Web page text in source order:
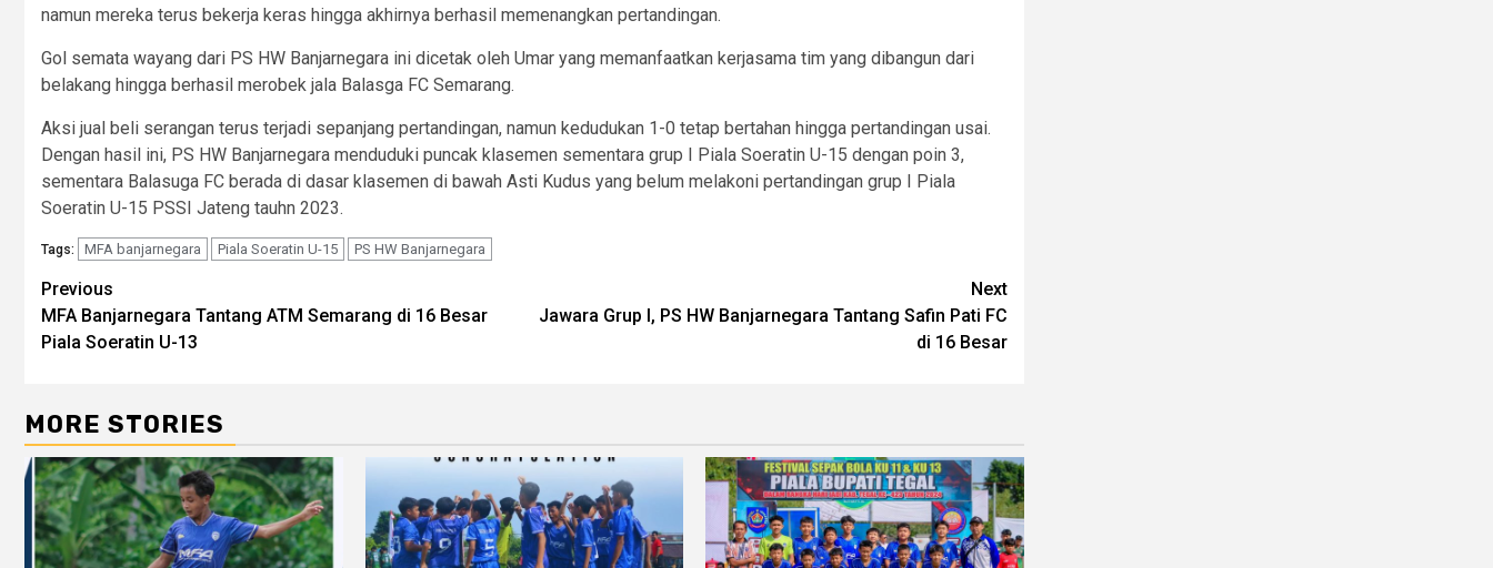
namun mereka terus bekerja keras hingga akhirnya berhasil memenangkan pertandingan.
Gol semata wayang dari PS HW Banjarnegara ini dicetak oleh Umar yang memanfaatkan kerjasama tim yang dibangun dari
belakang hingga berhasil merobek jala Balasga FC Semarang.
Aksi jual beli serangan terus terjadi sepanjang pertandingan, namun kedudukan 1-0 tetap bertahan hingga pertandingan usai.
Dengan hasil ini, PS HW Banjarnegara menduduki puncak klasemen sementara grup I Piala Soeratin U-15 dengan poin 3,
sementara Balasuga FC berada di dasar klasemen di bawah Asti Kudus yang belum melakoni pertandingan grup I Piala
Soeratin U-15 PSSI Jateng tauhn 2023.
Tags: MFA banjarnegara Piala Soeratin U-15 PS HW Banjarnegara
Post
navigation
Previous
MFA Banjarnegara Tantang ATM Semarang di 16 Besar
Piala Soeratin U-13
Next
Jawara Grup I, PS HW Banjarnegara Tantang Safin Pati FC
di 16 Besar
MORE STORIES